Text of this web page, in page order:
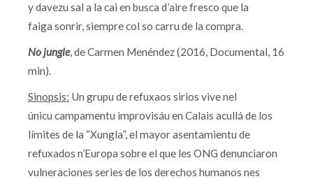
y davezu sal a la cai en busca d’aire fresco que la
faiga sonrir, siempre col so carru de la compra.
No jungle, de Carmen Menéndez (2016, Documental, 16
min).
Sinopsis: Un grupu de refuxaos sirios vive nel
únicu campamentu improvisáu en Calais acullá de los
límites de la “Xungla”, el mayor asentamientu de
refuxados n’Europa sobre el que les ONG denunciaron
vulneraciones series de los derechos humanos nes